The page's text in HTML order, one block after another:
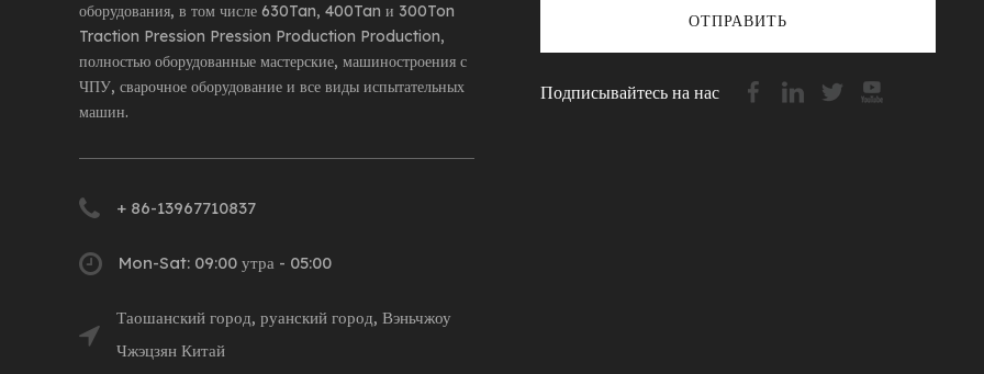
оборудования, в том числе 630Tan, 400Tan и 300Ton
Traction Pression Pression Production Production,
полностью оборудованные мастерские, машиностроения с
ЧПУ, сварочное оборудование и все виды испытательных
машин.
+ 86-13967710837
Mon-Sat: 09:00 утра - 05:00
Таошанский город, руанский город, Вэньчжоу
Чжэцзян Китай
ОТПРАВИТЬ
Подписывайтесь на нас